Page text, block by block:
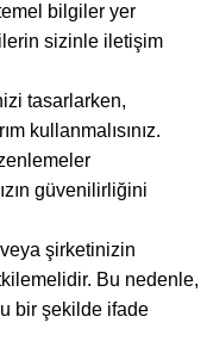
bilgiler yer
sizinle iletişim
tasarlarken,
kullanmalısınız.
güvenilirliğini
şirketinizin
Bu nedenle,
bir şekilde ifade